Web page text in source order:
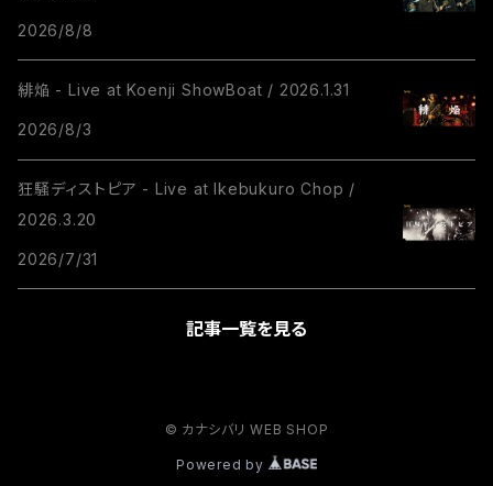
2026/8/8
緋焔 - Live at Koenji ShowBoat / 2026.1.31
2026/8/3
狂騒ディストピア - Live at Ikebukuro Chop /
2026.3.20
2026/7/31
記事一覧を見る
© カナシバリ WEB SHOP
Powered by